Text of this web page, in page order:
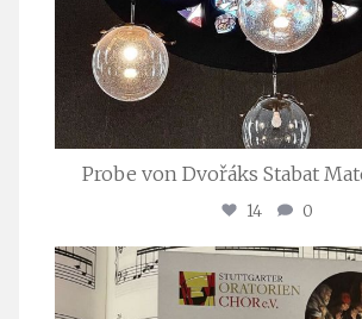
Probe von Dvořáks Stabat
14 0
stuttgarter_oratorienchor
Nov. 29